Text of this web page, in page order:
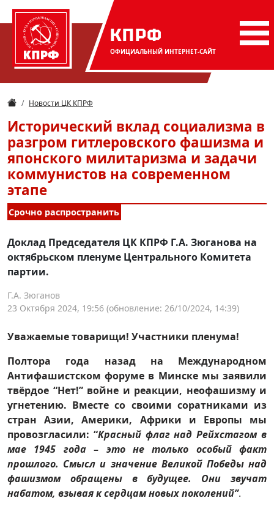
КПРФ
ОФИЦИАЛЬНЫЙ ИНТЕРНЕТ-САЙТ
Новости ЦК КПРФ
Исторический вклад социализма в
разгром гитлеровского фашизма и
японского милитаризма и задачи
коммунистов на современном
этапе
Срочно распространить
Доклад Председателя ЦК КПРФ Г.А. Зюганова на
октябрьском пленуме Центрального Комитета
партии.
Г.А. Зюганов
23 Октября 2024, 19:56 (обновление: 26/10/2024, 14:39)
Уважаемые товарищи! Участники пленума!
Полтора года назад на Международном
Антифашистском форуме в Минске мы заявили
твёрдое “Нет!” войне и реакции, неофашизму и
угнетению. Вместе со своими соратниками из
стран Азии, Америки, Африки и Европы мы
провозгласили: “Красный флаг над Рейхстагом в
мае 1945 года– это не только особый факт
прошлого. Смысл и значение Великой Победы над
фашизмом обращены в будущее. Они звучат
набатом, взывая к сердцам новых поколений”.